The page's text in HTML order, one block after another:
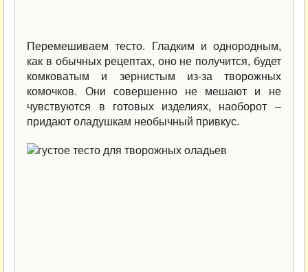
Перемешиваем тесто. Гладким и однородным,
как в обычных рецептах, оно не получится, будет
комковатым и зернистым из-за творожных
комочков. Они совершенно не мешают и не
чувствуются в готовых изделиях, наоборот –
придают оладушкам необычный привкус.